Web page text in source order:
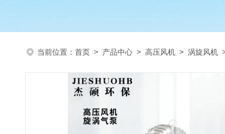
当前位置： 首页 > 产品中心 > 高压风机 > 涡旋风机